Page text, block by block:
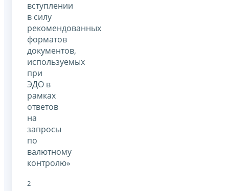
вступлении
в силу
рекомендованных
форматов
документов,
используемых
при
ЭДО в
рамках
ответов
на
запросы
по
валютному
контролю»
2